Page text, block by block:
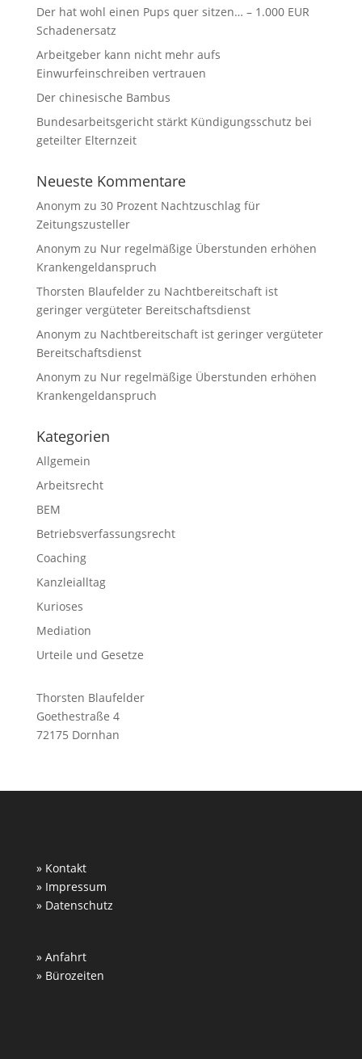
Der hat wohl einen Pups quer sitzen… – 1.000 EUR
Schadenersatz
Arbeitgeber kann nicht mehr aufs
Einwurfeinschreiben vertrauen
Der chinesische Bambus
Bundesarbeitsgericht stärkt Kündigungsschutz bei
geteilter Elternzeit
Neueste Kommentare
Anonym zu 30 Prozent Nachtzuschlag für
Zeitungszusteller
Anonym zu Nur regelmäßige Überstunden erhöhen
Krankengeldanspruch
Thorsten Blaufelderzu Nachtbereitschaft ist
geringer vergüteter Bereitschaftsdienst
Anonym zu Nachtbereitschaft ist geringer vergüteter
Bereitschaftsdienst
Anonym zu Nur regelmäßige Überstunden erhöhen
Krankengeldanspruch
Kategorien
Allgemein
Arbeitsrecht
BEM
Betriebsverfassungsrecht
Coaching
Kanzleialltag
Kurioses
Mediation
Urteile und Gesetze
Thorsten Blaufelder
Goethestraße 4
72175 Dornhan
» Kontakt
» Impressum
» Datenschutz
» Anfahrt
» Bürozeiten